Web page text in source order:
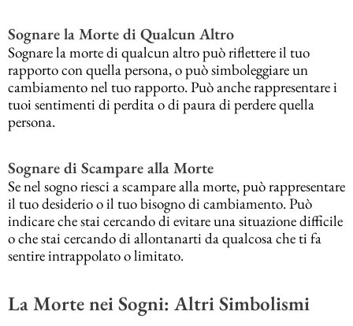
Sognare la Morte di Qualcun Altro
Sognare la morte di qualcun altro può riflettere il tuo
rapporto con quella persona, o può simboleggiare un
cambiamento nel tuo rapporto. Può anche rappresentare i
tuoi sentimenti di perdita o di paura di perdere quella
persona.
Sognare di Scampare alla Morte
Se nel sogno riesci a scampare alla morte, può rappresentare
il tuo desiderio o il tuo bisogno di cambiamento. Può
indicare che stai cercando di evitare una situazione difficile
o che stai cercando di allontanarti da qualcosa che ti fa
sentire intrappolato o limitato.
La Morte nei Sogni: Altri Simbolismi